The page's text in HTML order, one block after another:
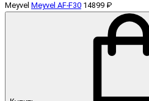
Meyvel Meyvel AF-F30 14899 ₽